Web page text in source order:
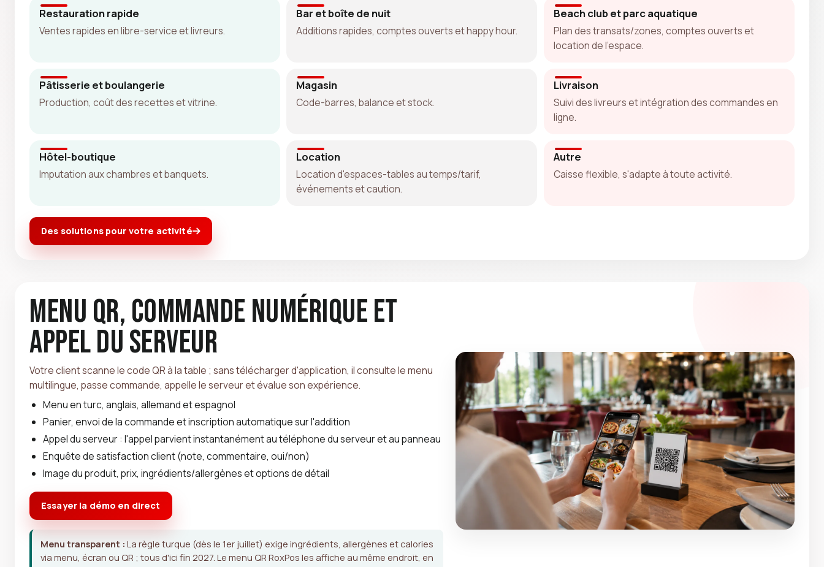
Restauration rapide
Ventes rapides en libre-service et livreurs.
Bar et boîte de nuit
Additions rapides, comptes ouverts et happy hour.
Beach club et parc aquatique
Plan des transats/zones, comptes ouverts et
location de l'espace.
Pâtisserie et boulangerie
Production, coût des recettes et vitrine.
Magasin
Code-barres, balance et stock.
Livraison
Suivi des livreurs et intégration des commandes en
ligne.
Hôtel-boutique
Imputation aux chambres et banquets.
Location
Location d'espaces-tables au temps/tarif,
événements et caution.
Autre
Caisse flexible, s'adapte à toute activité.
Des solutions pour votre activité
Menu QR, commande numérique et
appel du serveur
Votre client scanne le code QR à la table ; sans télécharger d'application, il consulte le menu
multilingue, passe commande, appelle le serveur et évalue son expérience.
Menu en turc, anglais, allemand et espagnol
Panier, envoi de la commande et inscription automatique sur l'addition
Appel du serveur : l'appel parvient instantanément au téléphone du serveur et au panneau
Enquête de satisfaction client (note, commentaire, oui/non)
Image du produit, prix, ingrédients/allergènes et options de détail
Essayer la démo en direct
Menu transparent : La règle turque (dès le 1er juillet) exige ingrédients, allergènes et calories
via menu, écran ou QR ; tous d'ici fin 2027. Le menu QR RoxPos les affiche au même endroit, en